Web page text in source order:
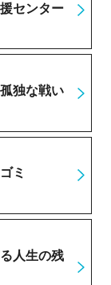
センター
独な戦い
ミ
人生の残